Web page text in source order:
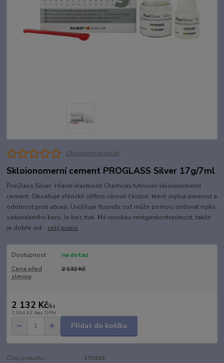
Ohodnotit produkt
Skloionomerní cement PROGLASS Silver 17g/7ml
ProGlass Silver Hlavní vlastnosti Chemicky tuhnoucí skloionomerní
cement. Obsahuje sférické stříbro-cínové částice, které zvyšují pevnost a
odolnost proti abrazi. Uvolňuje fluoridy, což může pomoci snižovat riziko
sekundárního kazu. Je bez rtuti. Má vysokou rentgenkontrastnost, takže
je dobře vid... celý popis
Dostupnost
na dotaz
Cena před
slevou
2 132 Kč
2 132 Kč/ks
1 904 Kč bez DPH
Přidat do košíku
Číslo produktu: 17S001